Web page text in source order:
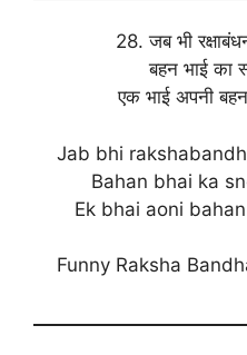
28. जब भी
बहन भाई का
एक भाई अपनी
Jab bhi
Bahan bhai ka
Ek bhai aoni
Funny Raksha